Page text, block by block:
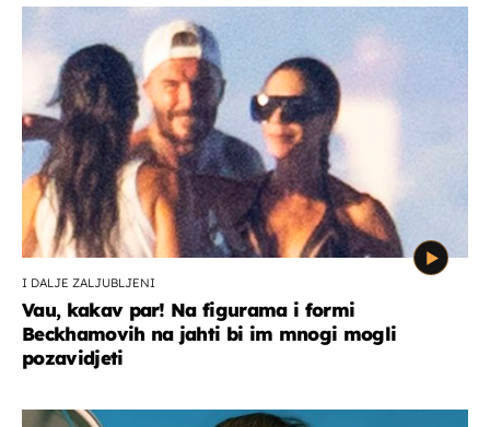
I DALJE ZALJUBLJENI
Vau, kakav par! Na figurama i formi
Beckhamovih na jahti bi im mnogi mogli
pozavidjeti